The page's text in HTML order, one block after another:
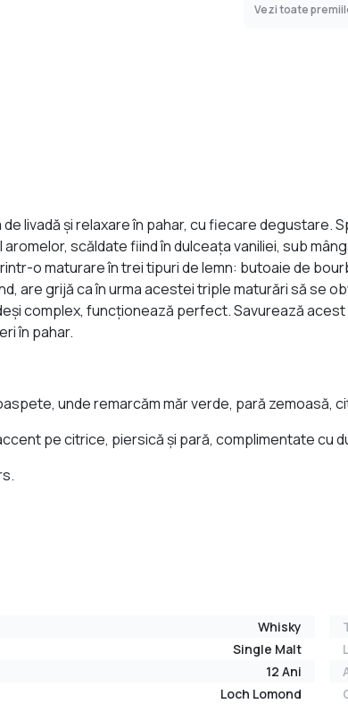
Vezi toate
de livadă şi relaxare în pahar, cu fiecare
scăldate fiind în dulceaţa vaniliei, sub
o maturare în trei tipuri de lemn: butoaie de
are grijă ca în urma acestei triple maturări să se
complex, funcţionează perfect. Savurează
în pahar.
unde remarcăm măr verde, pară zemoasă,
pe citrice, piersică şi pară, complimentate cu
Whisky
Single Malt
12 Ani
Loch Lomond